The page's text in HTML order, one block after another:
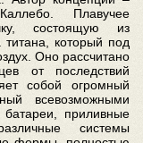
Плавучее
состоящую из
который под
Оно рассчитано
от последствий
собой огромный
всевозможными
приливные
системы